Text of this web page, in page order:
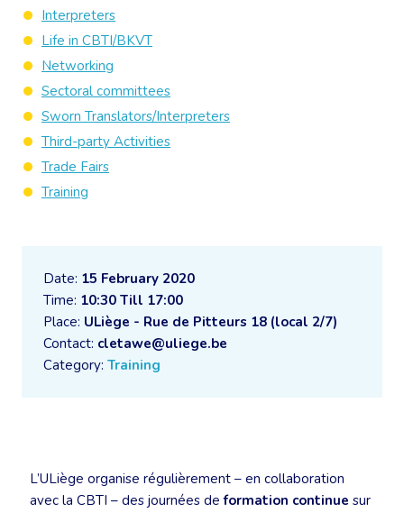
Date: 15 February 2020
Time: 10:30 Till 17:00
Place: ULiège - Rue de Pitteurs 18 (local 2/7)
Contact: cletawe@uliege.be
Category: Training
L’ULiège organise régulièrement – en collaboration
avec la CBTI – des journées deformation continue sur
Interpreters
Life in CBTI/BKVT
Networking
Sectoral committees
Sworn Translators/Interpreters
Third-party Activities
Trade Fairs
Training